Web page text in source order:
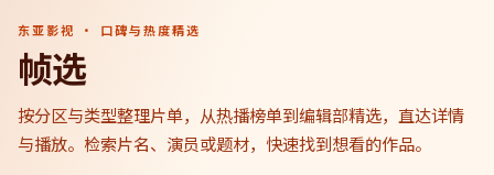
东亚影视 · 口碑与热度精选
帧选
按分区与类型整理片单，从热播榜单到编辑部精选，直达详情
与播放。检索片名、演员或题材，快速找到想看的作品。